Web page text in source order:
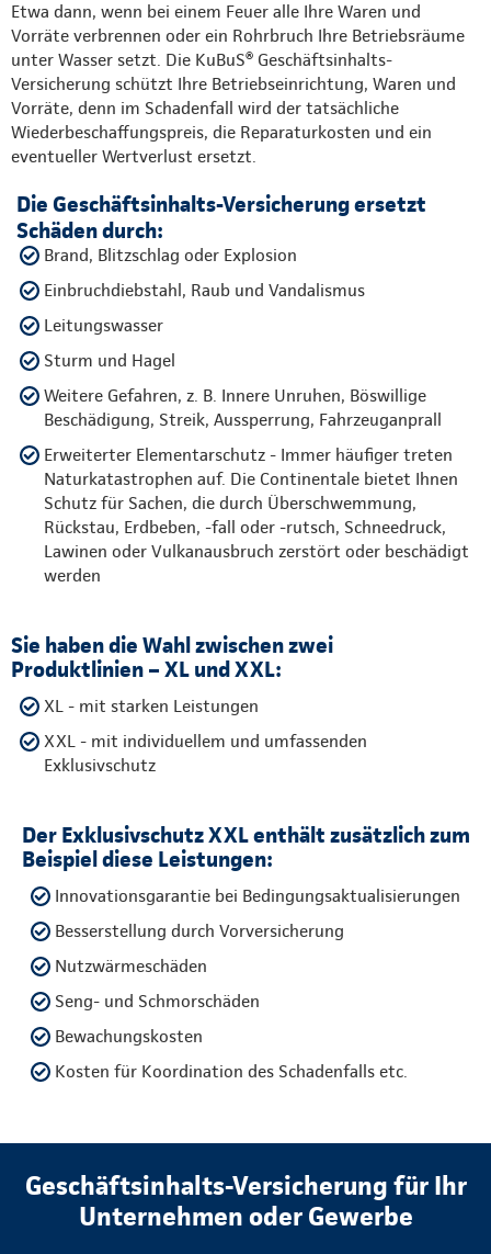
Etwa dann, wenn bei einem Feuer alle Ihre Waren und
Vorräte verbrennen oder ein Rohrbruch Ihre Betriebsräume
unter Wasser setzt. Die KuBuS® Geschäftsinhalts-
Versicherung schützt Ihre Betriebseinrichtung, Waren und
Vorräte, denn im Schadenfall wird der tatsächliche
Wiederbeschaffungspreis, die Reparaturkosten und ein
eventueller Wertverlust ersetzt.
Die Geschäftsinhalts-Versicherung ersetzt
Schäden durch:
Brand, Blitzschlag oder Explosion
Einbruchdiebstahl, Raub und Vandalismus
Leitungswasser
Sturm und Hagel
Weitere Gefahren, z. B. Innere Unruhen, Böswillige
Beschädigung, Streik, Aussperrung, Fahrzeuganprall
Erweiterter Elementarschutz - Immer häufiger treten
Naturkatastrophen auf. Die Continentale bietet Ihnen
Schutz für Sachen, die durch Überschwemmung,
Rückstau, Erdbeben, -fall oder -rutsch, Schneedruck,
Lawinen oder Vulkanausbruch zerstört oder beschädigt
werden
Sie haben die Wahl zwischen zwei
Produktlinien – XL und XXL:
XL - mit starken Leistungen
XXL - mit individuellem und umfassenden
Exklusivschutz
Der Exklusivschutz XXL enthält zusätzlich zum
Beispiel diese Leistungen:
Innovationsgarantie bei Bedingungsaktualisierungen
Besserstellung durch Vorversicherung
Nutzwärmeschäden
Seng- und Schmorschäden
Bewachungskosten
Kosten für Koordination des Schadenfalls etc.
Geschäftsinhalts-Versicherung für Ihr
Unternehmen oder Gewerbe